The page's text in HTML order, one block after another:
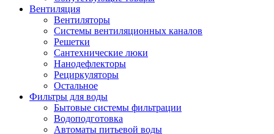
Вентиляция
Вентиляторы
Системы вентиляционных каналов
Решетки
Сантехнические люки
Нанодефлекторы
Рециркуляторы
Остальное
Фильтры для воды
Бытовые системы фильтрации
Водоподготовка
Автоматы питьевой воды